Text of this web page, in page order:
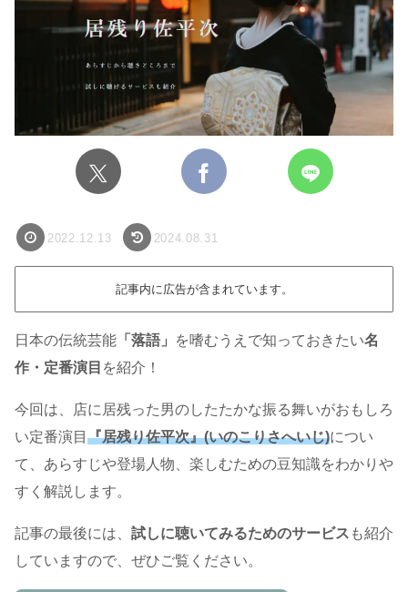
2022.12.13 2024.08.31
記事内に広告が含まれています。
日本の伝統芸能 「落語」 を嗜むうえで知っておきたい名
作・定番演目 を紹介！
今回は、店に居残った男のしたたかな振る舞いがおもしろ
い定番演目 『居残り佐平次』(いのこりさへいじ)につい
て、あらすじや登場人物、楽しむための豆知識をわかりや
すく解説します。
記事の最後には、 試しに聴いてみるためのサービス も紹介
していますので、ぜひご覧ください。